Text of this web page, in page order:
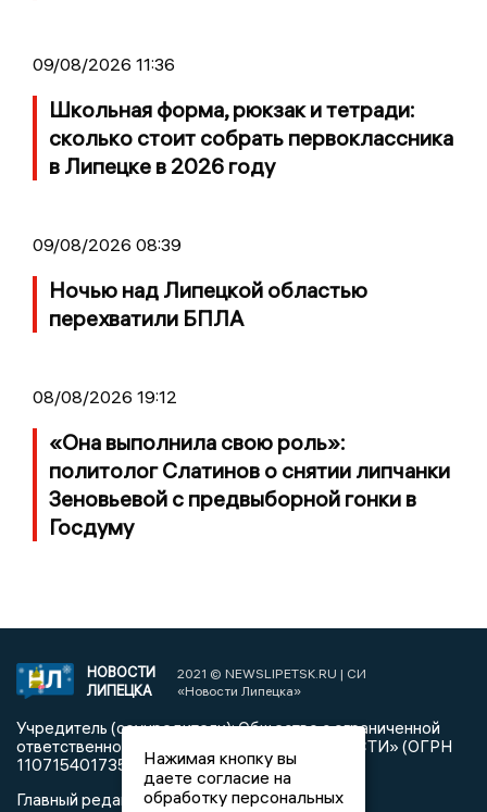
09/08/2026 11:36
Школьная форма, рюкзак и тетради:
сколько стоит собрать первоклассника
в Липецке в 2026 году
09/08/2026 08:39
Ночью над Липецкой областью
перехватили БПЛА
08/08/2026 19:12
«Она выполнила свою роль»:
политолог Слатинов о снятии липчанки
Зеновьевой с предвыборной гонки в
Госдуму
НОВОСТИ
ЛИПЕЦКА
2021 © NEWSLIPETSK.RU | СИ
«Новости Липецка»
Учредитель (соучредители): Общество с ограниченной
ответственностью «РЕГИОНАЛЬНЫЕ НОВОСТИ» (ОГРН
1107154017354)
Главный редактор: Герцог Е.Г.
Нажимая кнопку вы
даете согласие на
обработку персональных